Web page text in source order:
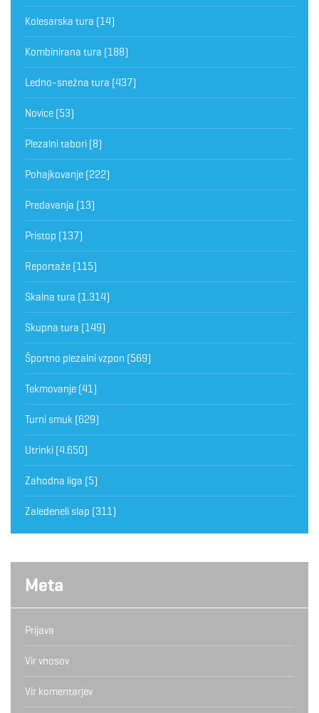
Kolesarska tura (14)
Kombinirana tura (188)
Ledno-snežna tura (437)
Novice (53)
Plezalni tabori (8)
Pohajkovanje (222)
Predavanja (13)
Pristop (137)
Reportaže (115)
Skalna tura (1.314)
Skupna tura (149)
Športno plezalni vzpon (569)
Tekmovanje (41)
Turni smuk (629)
Utrinki (4.650)
Zahodna liga (5)
Zaledeneli slap (311)
Meta
Prijava
Vir vnosov
Vir komentarjev